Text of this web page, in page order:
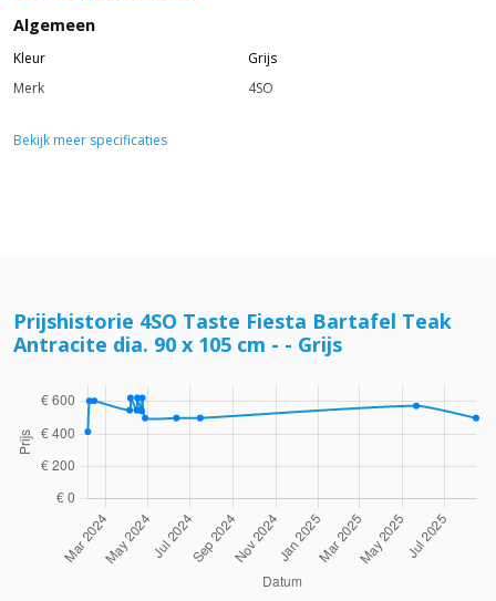
Algemeen
Kleur
Grijs
Merk
4SO
Bekijk meer specificaties
Prijshistorie 4SO Taste Fiesta Bartafel Teak
Antracite dia. 90 x 105 cm - - Grijs